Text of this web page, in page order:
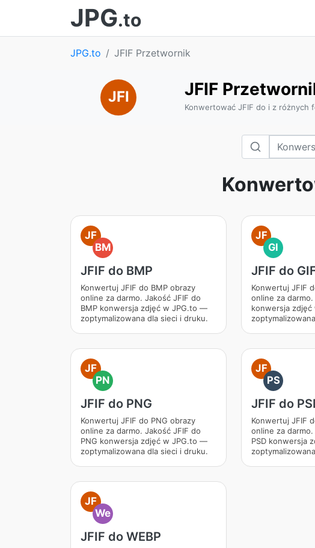
JPG.to
JPG.to JFIF Przetwornik
JFI JFIF
Konwertować JFIF do i z różnych
JF
BM
JFIF do BMP
Konwertuj JFIF do BMP obrazy
online za darmo. Jakość JFIF do
BMP konwersja zdjęć w JPG.to —
zoptymalizowana dla sieci i druku.
JF
GI
JFIF do
Konwertuj JFIF
online za darmo.
konwersja
JF
PN
JFIF do PNG
Konwertuj JFIF do PNG obrazy
online za darmo. Jakość JFIF do
PNG konwersja zdjęć w JPG.to —
zoptymalizowana dla sieci i druku.
JF
PS
JFIF do
Konwertuj JFIF
online za
PSD konwersja
JF
We
JFIF do WEBP